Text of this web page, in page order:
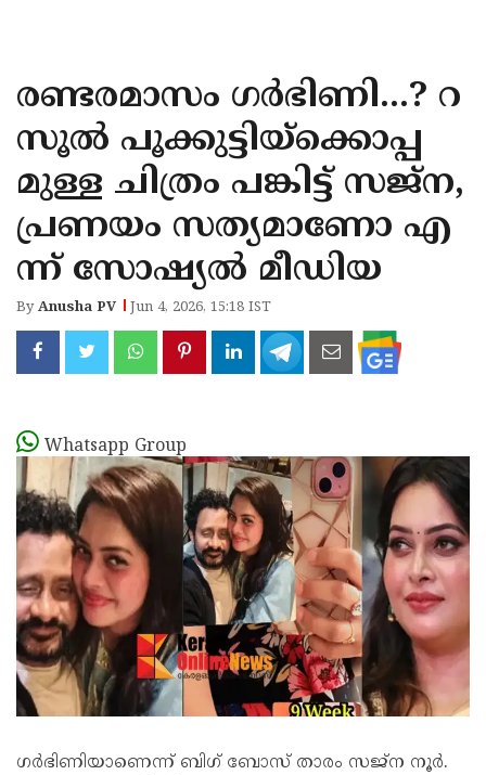
KANNUR
KASARAGOD
രണ്ടരമാസം ഗര്‍ഭിണി...? റ
സൂല്‍ പൂക്കുട്ടിയ്‌ക്കൊപ്പ
മുള്ള ചിത്രം പങ്കിട്ട് സജ്‌ന,
പ്രണയം സത്യമാണോ എ
ന്ന് സോഷ്യല്‍ മീഡിയ
ByAnusha PV Jun 4, 2026, 15:18 IST
Whatsapp Group
ഗര്‍ഭിണിയാണെന്ന് ബിഗ് ബോസ് താരം സജ്‌ന നൂര്‍.